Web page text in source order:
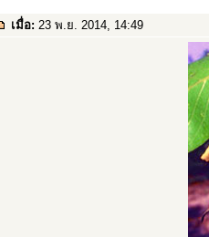
เมื่อ: 23 พ.ย. 2014, 14:49